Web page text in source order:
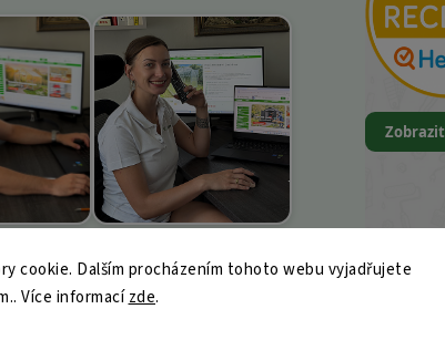
cookie. Dalším procházením tohoto webu vyjadřujete
Více informacízde.